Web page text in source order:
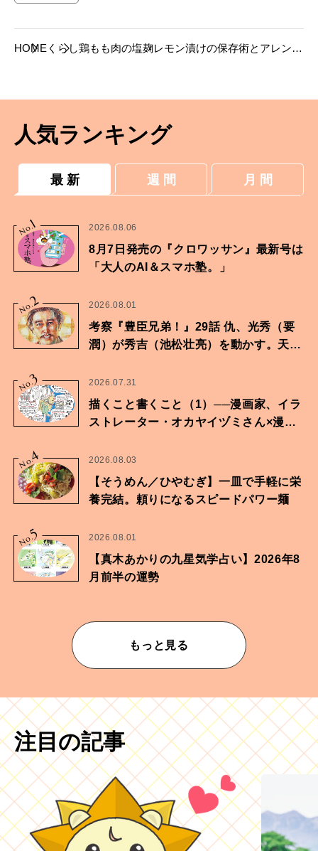
HOME くらし鶏もも肉の塩麹レモン漬けの保存術とアレンジ
人気ランキング
最 新 週 間 月 間
No.
1 2026.08.06
8月7日発売の『クロワッサン』最新号は
「大人のAI＆スマホ塾。」
No.2 2026.08.01
考察『豊臣兄弟！』29話 仇、光秀（要
潤）が秀吉（池松壮亮）を動かす。天下
No.3 2026.07.31
描くこと書くこと（1）──漫画家、イラ
ストレーター・オカヤイヅミさん×漫画
No.4 2026.08.03
【そうめん／ひやむぎ】一皿で手軽に栄
養完結。頼りになるスピードパワー麺
No.5 2026.08.01
【真木あかりの九星気学占い】2026年8
月前半の運勢
もっと見る
注目の記事